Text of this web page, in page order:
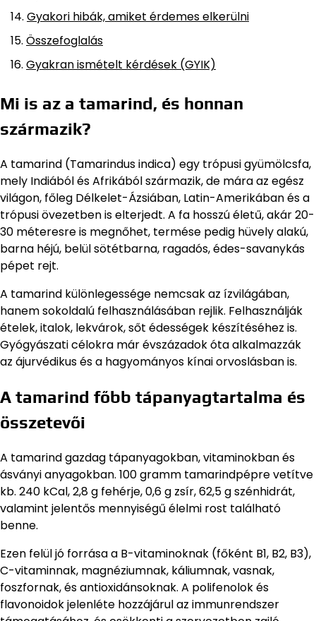
Gyakori hibák, amiket érdemes elkerülni
Összefoglalás
Gyakran ismételt kérdések (GYIK)
Mi is az a tamarind, és honnan
származik?
A tamarind (Tamarindus indica) egy trópusi gyümölcsfa,
mely Indiából és Afrikából származik, de mára az egész
világon, főleg Délkelet-Ázsiában, Latin-Amerikában és a
trópusi övezetben is elterjedt. A fa hosszú életű, akár 20-
30 méteresre is megnőhet, termése pedig hüvely alakú,
barna héjú, belül sötétbarna, ragadós, édes-savanykás
pépet rejt.
A tamarind különlegessége nemcsak az ízvilágában,
hanem sokoldalú felhasználásában rejlik. Felhasználják
ételek, italok, lekvárok, sőt édességek készítéséhez is.
Gyógyászati célokra már évszázadok óta alkalmazzák
az ájurvédikus és a hagyományos kínai orvoslásban is.
A tamarind főbb tápanyagtartalma és
összetevői
A tamarind gazdag tápanyagokban, vitaminokban és
ásványi anyagokban. 100 gramm tamarindpépre vetítve
kb. 240 kCal, 2,8 g fehérje, 0,6 g zsír, 62,5 g szénhidrát,
valamint jelentős mennyiségű élelmi rost található
benne.
Ezen felül jó forrása a B-vitaminoknak (főként B1, B2, B3),
C-vitaminnak, magnéziumnak, káliumnak, vasnak,
foszfornak, és antioxidánsoknak. A polifenolok és
flavonoidok jelenléte hozzájárul az immunrendszer